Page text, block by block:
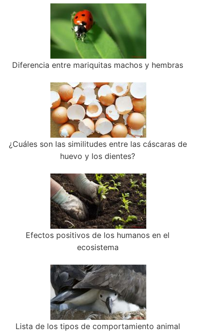
Diferencia entre mariquitas machos y hembras
¿Cuáles son las similitudes entre las cáscaras de
huevo y los dientes?
Efectos positivos de los humanos en el
ecosistema
Lista de los tipos de comportamiento animal